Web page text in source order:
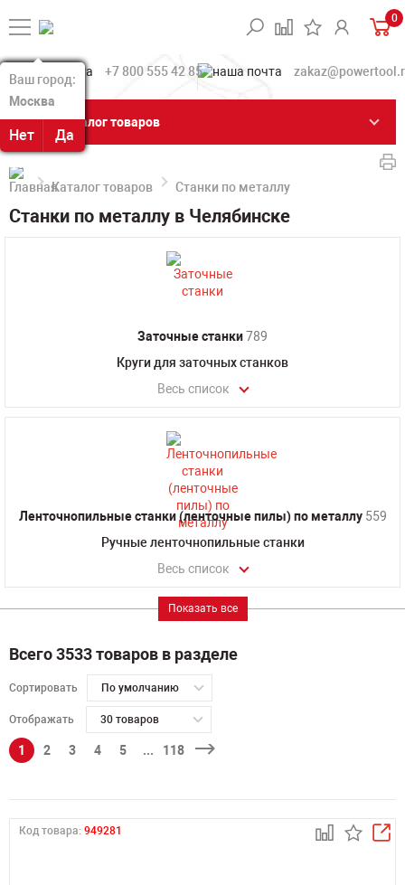
Ваш город:
Москва
Нет Да
Ваш город:
Москва
Нет Да
0
+7 800 555 42 85
Каталог товаров
Каталог товаров Станки по металлу
Станки по металлу в Челябинске
Заточные станки789
Круги для заточных станков
Весь список
Ленточнопильные станки (ленточные пилы) по металлу 559
Ручные ленточнопильные станки
Весь список
Показать все
Всего 3533 товаров в разделе
Сортировать По умолчанию
Отображать 30 товаров
1 2 3 4 5 ... 118
Код товара: 949281